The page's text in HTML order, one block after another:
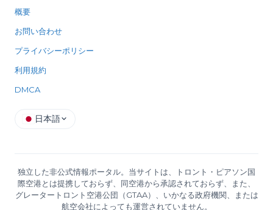
概要
お問い合わせ
プライバシーポリシー
利用規約
DMCA
日本語
独立した非公式情報ポータル。当サイトは、トロント・ピアソン国
際空港とは提携しておらず、同空港から承認されておらず、また、
グレータートロント空港公団（GTAA）、いかなる政府機関、または
航空会社によっても運営されていません。